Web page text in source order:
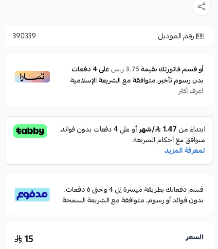
رقم الموديل 390339
أو قسم فاتورتك بقيمة3.75 ر.س على4دفعات
بدون رسوم تأخير، متوافقة مع الشريعة الإسلامية
اعرف أكثر
قسم دفعاتك بطريقة ميسرة إلى 4 وحتى 6 دفعات،
بدون فوائد أو رسوم. متوافقة مع الشريعة السمحة
السعر 15